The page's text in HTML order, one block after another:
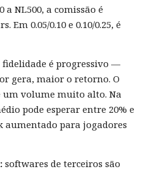
a NL500, a comissão é
Em 0.05/0.10 e 0.10/0.25, é
é progressivo —
gera, maior o retorno. O
um volume muito alto. Na
pode esperar entre 20% e
aumentado para jogadores
softwares de terceiros são